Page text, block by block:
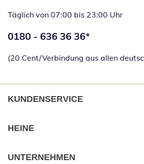
Täglich von 07:00 bis 23:00 Uhr
Telefonnummer:
0180 - 636 36 36*
(20 Cent/Verbindung aus allen
KUNDENSERVICE
HEINE
UNTERNEHMEN